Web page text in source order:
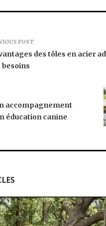
POST
des tôles en acier
besoins
accompagnement
éducation canine